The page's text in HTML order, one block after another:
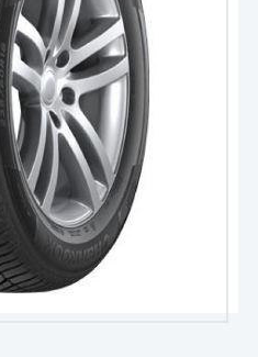
Mootorratas
Kaubik
Agro/tööstus
Veljed
VELJED